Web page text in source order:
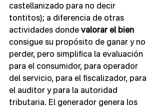
castellanizado para no decir
tontitos); a diferencia de otras
actividades donde valorar el bien
consigue su propósito de ganar y no
perder, pero simplifica la evaluación
para el consumidor, para operador
del servicio, para el fiscalizador, para
el auditor y para la autoridad
tributaria. El generador genera los